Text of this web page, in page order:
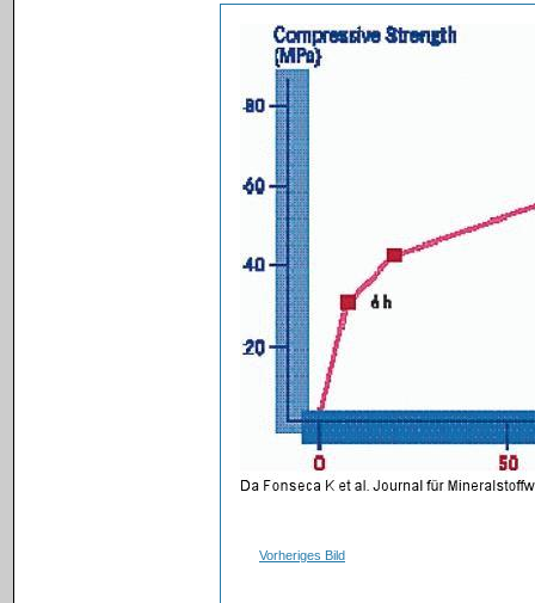
Vorheriges Bild